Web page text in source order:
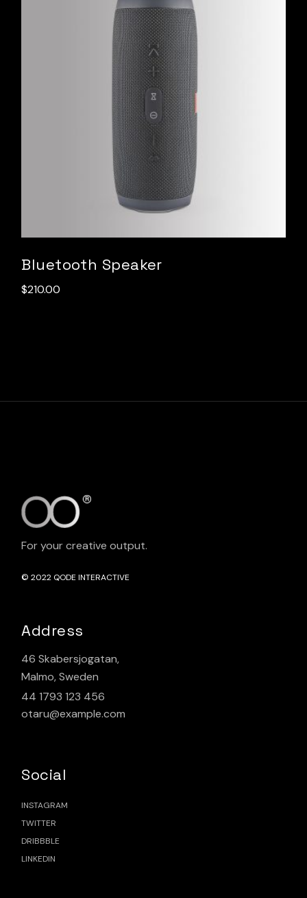
Bluetooth Speaker
$210.00
For your creative output.
© 2022 QODE INTERACTIVE
Address
46 Skabersjogatan,
Malmo, Sweden
44 1793 123 456
otaru@example.com
Social
INSTAGRAM
TWITTER
DRIBBBLE
LINKEDIN